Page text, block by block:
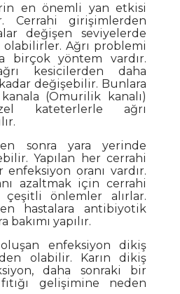
en önemli yan etkisi
Cerrahi girişimlerden
değişen seviyelerde
olabilirler. Ağrı problemi
birçok yöntem vardır.
kesicilerden daha
değişebilir. Bunlara
(Omurilik kanalı)
kateterlerle ağrı
sonra yara yerinde
Yapılan her cerrahi
oranı vardır.
azaltmak için cerrahi
çeşitli önlemler alırlar.
hastalara antibiyotik
bakımı yapılır.
enfeksiyon dikiş
olabilir. Karın dikiş
daha sonraki bir
gelişimine neden